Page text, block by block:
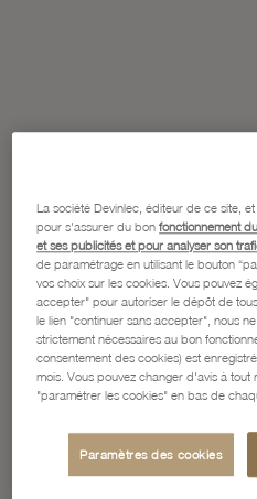
La société Devinlec, éditeur de ce site,
pour s'assurer du bonfonctionnement
et ses publicités et pour analyser son
de paramétrage en utilisant le bouton
vos choix sur les cookies. Vous pouvez
accepter" pour autoriser le dépôt de
le lien "continuer sans accepter", nous
strictement nécessaires au bon
consentement des cookies) est
mois. Vous pouvez changer d'avis à
"paramétrer les cookies" en bas de
Paramètres des cookies